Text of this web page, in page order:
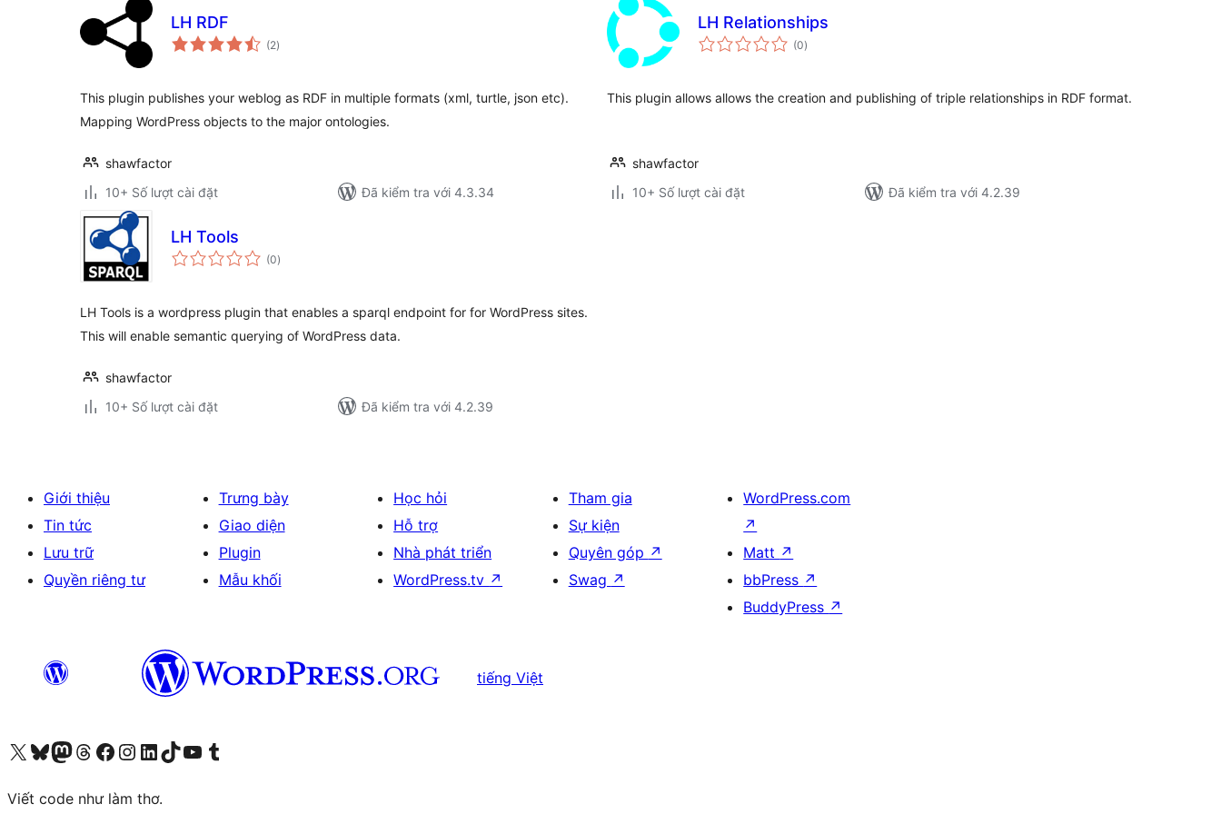
LH RDF
(2tổng
đánh
)
This plugin publishes your weblog as RDF in multiple formats (xml, turtle, json etc).
Mapping WordPress objects to the major ontologies.
shawfactor
10+ Số lượt cài đặt
Đã kiểm tra với 4.3.34
LH Relationships
(0tổng
đánh
)
This plugin allows allows the creation and publishing of triple relationships in RDF format.
shawfactor
10+ Số lượt cài đặt
Đã kiểm tra với 4.2.39
LH Tools
(0tổng
đánh
)
LH Tools is a wordpress plugin that enables a sparql endpoint for for WordPress sites.
This will enable semantic querying of WordPress data.
shawfactor
10+ Số lượt cài đặt
Đã kiểm tra với 4.2.39
Giới thiệu
Tin tức
Lưu trữ
Quyền riêng tư
Trưng bày
Giao diện
Plugin
Mẫu khối
Học hỏi
Hỗ trợ
Nhà phát triển
WordPress.tv ↗
Tham gia
Sự kiện
Quyên góp ↗
Swag ↗
WordPress.com
↗
Matt ↗
bbPress ↗
BuddyPress ↗
tiếng Việt
Truy cập tài khoản X (trước đây là Twitter) của chúng tôiVisit our Bluesky account
Visit our Mastodon account
Visit our Threads account
Xem trang Facebook của chúng tôiTruy cập tài khoản Instagram của chúng tôiTruy cập tài khoản LinkedIn của chúng tôiVisit our TikTok account
Truy cập kênh YouTube của chúng tôi Visit our Tumblr account
Viết code như làm thơ.